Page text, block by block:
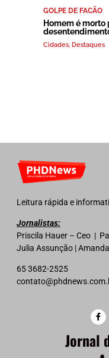
GOLPE DE FACÃO
Homem é
Cidades, Destaques
Leitura rápida e
Jornalistas:
Priscila Hauer – Ceo |
Julia Assunção |
65 3682-2525
Jornal